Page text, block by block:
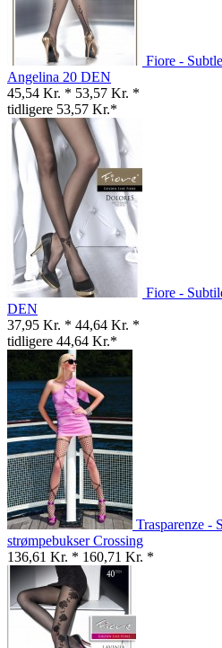
Fiore -
Angelina 20 DEN
45,54 Kr. * 53,57 Kr. *
tidligere 53,57 Kr.*
Fiore -
DEN
37,95 Kr. * 44,64 Kr. *
tidligere 44,64 Kr.*
Trasparenze -
strømpebukser Crossing
136,61 Kr. * 160,71 Kr. *